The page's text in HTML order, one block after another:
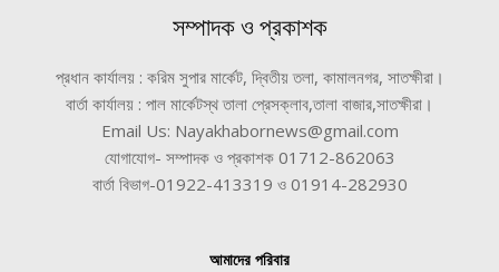
সম্পাদক ও প্রকাশক
প্রধান কার্যালয় : করিম সুপার মার্কেট, দ্বিতীয় তলা, কামালনগর, সাতক্ষীরা।
বার্তা কার্যালয় : পাল মার্কেটস্থ তালা প্রেসক্লাব,তালা বাজার,সাতক্ষীরা।
Email Us: Nayakhabornews@gmail.com
যোগাযোগ- সম্পাদক ও প্রকাশক 01712-862063
বার্তা বিভাগ-01922-413319 ও 01914-282930
আমাদের পরিবার